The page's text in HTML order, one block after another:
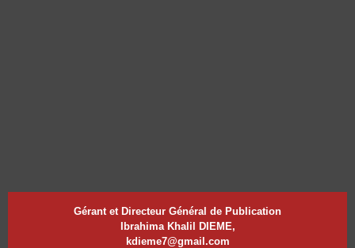
Gérant et Directeur Général de Publication
Ibrahima Khalil DIEME,
kdieme7@gmail.com